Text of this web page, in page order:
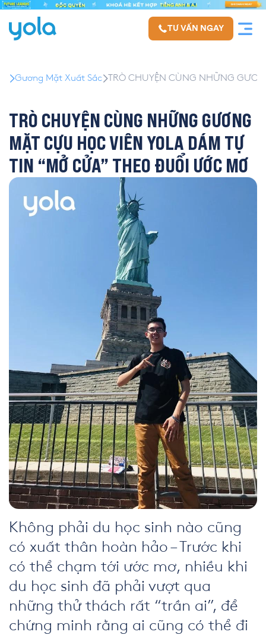
TƯ VẤN NGAY
Gương Mặt Xuất Sắc TRÒ CHUYỆN CÙNG NHỮNG
TRÒ CHUYỆN CÙNG NHỮNG GƯƠNG
MẶT CỰU HỌC VIÊN YOLA DÁM TỰ
TIN “MỞ CỬA” THEO ĐUỔI ƯỚC MƠ
Không phải du học sinh nào cũng
có xuất thân hoàn hảo – Trước khi
có thể chạm tới ước mơ, nhiều khi
du học sinh đã phải vượt qua
những thử thách rất “trần ai”, để
chứng minh rằng ai cũng có thể đi